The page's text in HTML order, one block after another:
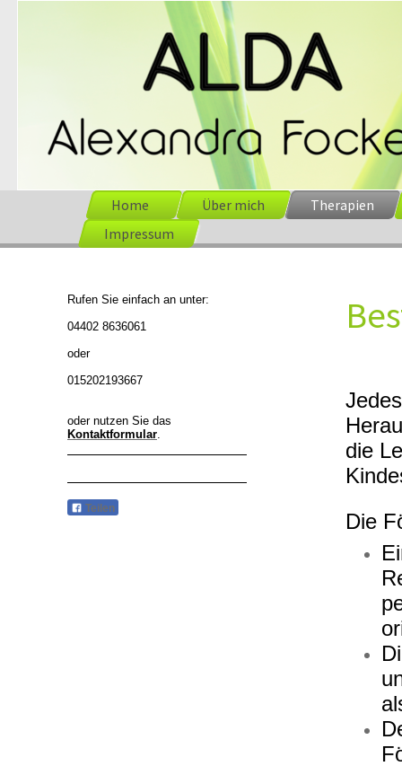
Home Über mich
Therapien
Impressum
Rufen Sie einfach an unter:
04402 8636061
oder
015202193667
oder nutzen Sie das
Kontaktformular.
Teilen
die
Die